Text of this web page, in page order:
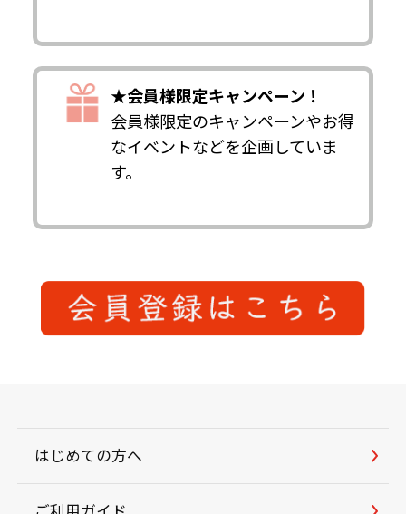
★会員様限定キャンペーン！
会員様限定のキャンペーンやお得
なイベントなどを企画していま
す。
はじめての方へ